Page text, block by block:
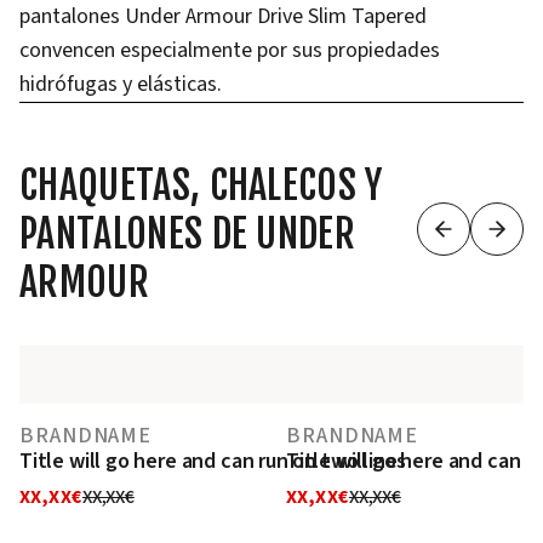
pantalones Under Armour Drive Slim Tapered
convencen especialmente por sus propiedades
hidrófugas y elásticas.
CHAQUETAS, CHALECOS Y
PANTALONES DE UNDER
ARMOUR
BRANDNAME
Title will go here and can run on two lines
XX,XX€XX,XX€
BRANDNAME
Title will go here and can
XX,XX€XX,XX€